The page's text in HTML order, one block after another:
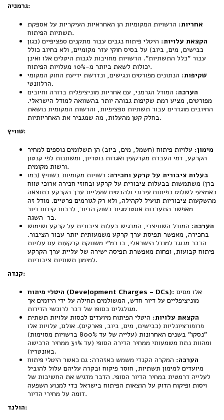
גרמניה:
אחריות: הרשויות המקומיות הן האחראיות העיקריות על אספקת
תשתיות הפיתוח.
הקצאת עלויות: היטלי פיתוח נגבים עבור מתקנים ספציפיים (כגון
כבישים, מים, ביוב) על בסיס חוקי עזר מקומיים, ולא כחיוב כולל
עבור "כלל התשתיות". הרשויות מחויבות לגבות היטלים אלו ואינן
יכולות לשאת ביותר מ-10% מעלויות הפיתוח.
שקיפות: הנתונים מפורטים ונגישים, ונדרשת ידיעת החוק המקומי
הרלוונטי.
הערכה: המודל הגרמני, עם אחריות מוניציפלית ברורה וחיובים
מפורטים, מציע רמת שקיפות גבוהה יותר בהשוואה למודל הישראלי.
החיובים מוגדרים עבור תשתיות ספציפיות, והרשות המקומית נושאת
בחלק קטן מהעלות, מה שמגביר את האחריותיות.
שוויץ:
מימון: עלויות פיתוח (חשמל, מים, ביוב) הן תשלומים נוספים למחיר
הקרקע, דמי העברת מקרקעין ואגרות נוטריון, ומשתנות לפי קנטון
ורשות מקומית.
בעלות ציבורית על קרקע וחכירה: רשויות מקומיות בשוויץ (כמו
ברן) משתמשות בבעלות ציבורית על קרקע ובחוזי חכירה ארוכי טווח
כאמצעי לשלוט בפיתוח עירוני ולהבטיח שעליית ערך הקרקע כתוצאה
מהשקעות ציבוריות תועיל לקהילה, ולא רק לגורמים פרטיים. מודל זה
מאפשר התערבות אסטרטגית בשוק הדיור, לרבות קידום דיור
בר-השגה.
הערכה: המודל השוויצרי, המדגיש בעלות ציבורית על קרקע ושימוש
בחכירה, מאפשר תפיסת ערך קרקע משמעותית יותר עבור הציבור.
הדבר מנוגד למודל הישראלי, בו רמ"י משווקת קרקעות עם עלויות
פיתוח קבועות, ופחות מאפשרת תפיסה ישירה של עליית ערך הקרקע
למימון תשתיות ציבוריות.
קנדה:
היטלי פיתוח (Development Charges - DCs):
מוניציפליים על דיור חדש, המשולמים תחילה על ידי היזמים אך
מגולגלים בסופו של דבר לרוכשי הדירות.
הקצאת עלויות: היטלי הפיתוח מיועדים לכסות עלויות תשתית
פרופורציונליות (כבישים, מים, ביוב, פארקים). אולם, עלויות אלו
"נסקו" בשנים האחרונות (עלייה של עד 800% ברשויות מסוימות)
ומהוות נתח משמעותי ממחיר הדירה הסופי (עד 31% ממחיר הרכישה
באונטריו).
הערכה: המקרה הקנדי משמש כאזהרה: גם כאשר היטלי פיתוח
מיועדים למימון תשתיות, חוסר פיקוח ובקרה עליהם עלול להוביל
לעלייה דרמטית במחיר הדיור הסופי. הדבר מדגיש את החשיבות של
ויסות ופיקוח הדוק על הוצאות הפיתוח בישראל כדי למנוע השפעה
דומה על מחירי הדיור.
הולנד: